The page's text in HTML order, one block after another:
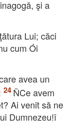
şi a
Lui; căci
cum Ói
avea un
ÑCe avem
Ai venit să ne
Dumnezeu!î